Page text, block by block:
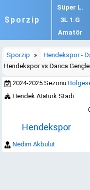
Sporzip
Süper L.
3L 1.G
Amatör
Sporzip » Hendekspor -
Hendekspor vs Darıca
2024-2025 Sezonu
Hendek Atatürk Stadı
Hendekspor
Nedim Akbulut